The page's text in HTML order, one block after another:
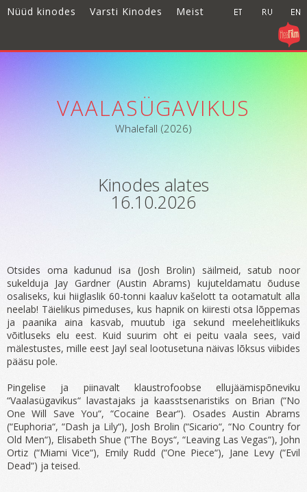
Nüüd kinodes Varsti Kinodes Meist
VAALASÜGAVIKUS
Whalefall (2026)
Kinodes alates
16.10.2026
Otsides oma kadunud isa (Josh Brolin) säilmeid, satub noor
sukelduja Jay Gardner (Austin Abrams) kujuteldamatu õuduse
osaliseks, kui hiiglaslik 60-tonni kaaluv kašelott ta ootamatult alla
neelab! Täielikus pimeduses, kus hapnik on kiiresti otsa lõppemas
ja paanika aina kasvab, muutub iga sekund meeleheitlikuks
võitluseks elu eest. Kuid suurim oht ei peitu vaala sees, vaid
mälestustes, mille eest Jayl seal lootusetuna näivas lõksus viibides
pääsu pole.
Pingelise ja piinavalt klaustrofoobse ellujäämispõneviku
“Vaalasügavikus“ lavastajaks ja kaasstsenaristiks on Brian (“No
One Will Save You“, “Cocaine Bear“). Osades Austin Abrams
(“Euphoria“, “Dash ja Lily“), Josh Brolin (“Sicario“, “No Country for
Old Men“), Elisabeth Shue (“The Boys“, “Leaving Las Vegas“), John
Ortiz (“Miami Vice“), Emily Rudd (“One Piece“), Jane Levy (“Evil
Dead“) ja teised.